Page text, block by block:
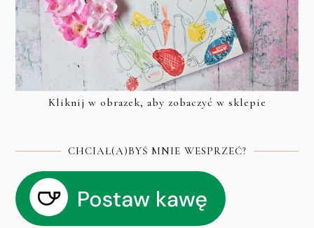
Kliknij w obrazek, aby zobaczyć w sklepie
CHCIAŁ(A)BYŚ MNIE WESPRZEĆ?